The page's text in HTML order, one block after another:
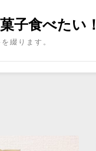
子食べたい！
綴ります。